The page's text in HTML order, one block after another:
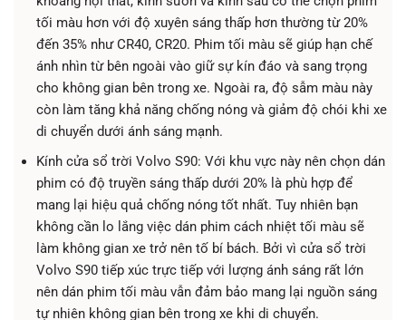
tối màu hơn với độ xuyên sáng thấp hơn thường từ 20%
đến 35% như CR40, CR20. Phim tối màu sẽ giúp hạn chế
ánh nhìn từ bên ngoài vào giữ sự kín đáo và sang trọng
cho không gian bên trong xe. Ngoài ra, độ sẫm màu này
còn làm tăng khả năng chống nóng và giảm độ chói khi xe
di chuyển dưới ánh sáng mạnh.
Kính cửa sổ trời Volvo S90: Với khu vực này nên chọn dán
phim có độ truyền sáng thấp dưới 20% là phù hợp để
mang lại hiệu quả chống nóng tốt nhất. Tuy nhiên bạn
không cần lo lắng việc dán phim cách nhiệt tối màu sẽ
làm không gian xe trở nên tố bí bách. Bởi vì cửa sổ trời
Volvo S90 tiếp xúc trực tiếp với lượng ánh sáng rất lớn
nên dán phim tối màu vẫn đảm bảo mang lại nguồn sáng
tự nhiên không gian bên trong xe khi di chuyển.